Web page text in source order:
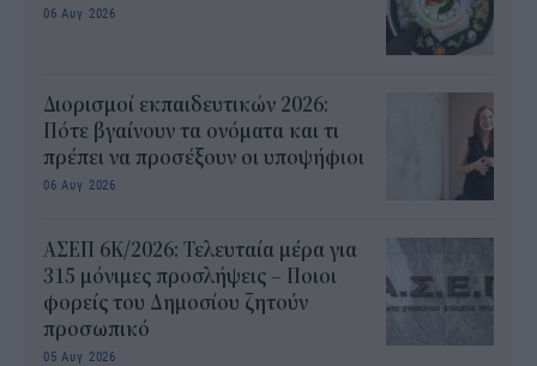
06 Αυγ 2026
Διορισμοί εκπαιδευτικών 2026:
Πότε βγαίνουν τα ονόματα και τι
πρέπει να προσέξουν οι υποψήφιοι
06 Αυγ 2026
ΑΣΕΠ 6Κ/2026: Τελευταία μέρα για
315 μόνιμες προσλήψεις – Ποιοι
φορείς του Δημοσίου ζητούν
προσωπικό
05 Αυγ 2026